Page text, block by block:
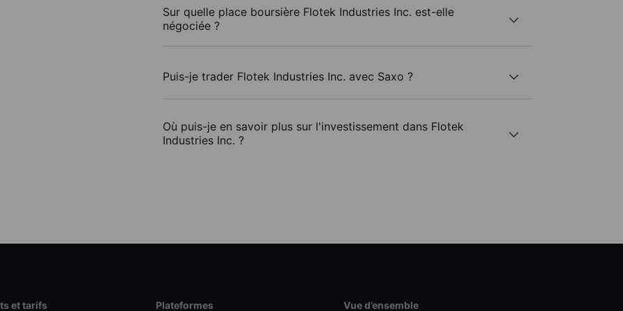
Sur quelle place boursière Flotek Industries Inc. est-elle
négociée ?
Puis-je trader Flotek Industries Inc. avec Saxo ?
Où puis-je en savoir plus sur l'investissement dans Flotek
Industries Inc. ?
et tarifs Plateformes Vue d’ensemble